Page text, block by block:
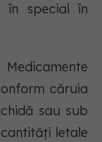
în special în
căruia
sau sub
letale